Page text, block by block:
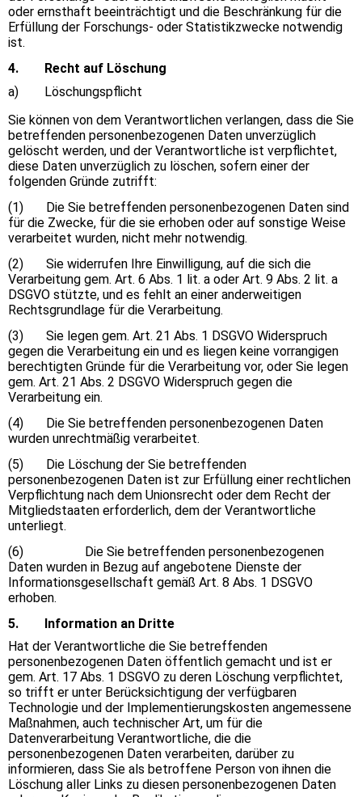
oder ernsthaft beeinträchtigt und die Beschränkung für die
Erfüllung der Forschungs- oder Statistikzwecke notwendig
ist.
4. Recht auf Löschung
a) Löschungspflicht
Sie können von dem Verantwortlichen verlangen, dass die Sie
betreffenden personenbezogenen Daten unverzüglich
gelöscht werden, und der Verantwortliche ist verpflichtet,
diese Daten unverzüglich zu löschen, sofern einer der
folgenden Gründe zutrifft:
(1) Die Sie betreffenden personenbezogenen Daten sind
für die Zwecke, für die sie erhoben oder auf sonstige Weise
verarbeitet wurden, nicht mehr notwendig.
(2) Sie widerrufen Ihre Einwilligung, auf die sich die
Verarbeitung gem. Art. 6 Abs. 1 lit. a oder Art. 9 Abs. 2 lit. a
DSGVO stützte, und es fehlt an einer anderweitigen
Rechtsgrundlage für die Verarbeitung.
(3) Sie legen gem. Art. 21 Abs. 1 DSGVO Widerspruch
gegen die Verarbeitung ein und es liegen keine vorrangigen
berechtigten Gründe für die Verarbeitung vor, oder Sie legen
gem. Art. 21 Abs. 2 DSGVO Widerspruch gegen die
Verarbeitung ein.
(4) Die Sie betreffenden personenbezogenen Daten
wurden unrechtmäßig verarbeitet.
(5) Die Löschung der Sie betreffenden
personenbezogenen Daten ist zur Erfüllung einer rechtlichen
Verpflichtung nach dem Unionsrecht oder dem Recht der
Mitgliedstaaten erforderlich, dem der Verantwortliche
unterliegt.
(6) Die Sie betreffenden personenbezogenen
Daten wurden in Bezug auf angebotene Dienste der
Informationsgesellschaft gemäß Art. 8 Abs. 1 DSGVO
erhoben.
5. Information an Dritte
Hat der Verantwortliche die Sie betreffenden
personenbezogenen Daten öffentlich gemacht und ist er
gem. Art. 17 Abs. 1 DSGVO zu deren Löschung verpflichtet,
so trifft er unter Berücksichtigung der verfügbaren
Technologie und der Implementierungskosten angemessene
Maßnahmen, auch technischer Art, um für die
Datenverarbeitung Verantwortliche, die die
personenbezogenen Daten verarbeiten, darüber zu
informieren, dass Sie als betroffene Person von ihnen die
Löschung aller Links zu diesen personenbezogenen Daten